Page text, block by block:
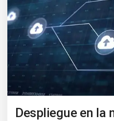
Despliegue en la